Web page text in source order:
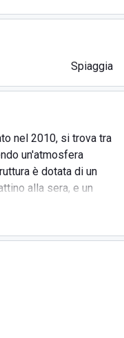
Spiaggia
nel 2010, si trova tra
un'atmosfera
è dotata di un
alla sera, e un
da vini pregiati. Il
e organizzare